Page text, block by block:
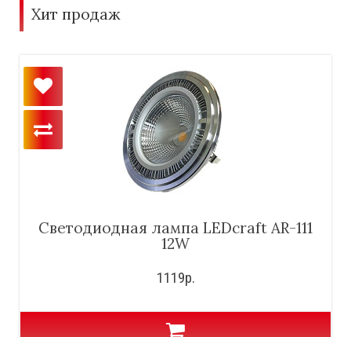
Хит продаж
Светодиодная лампа LEDcraft AR-111
12W
1119р.